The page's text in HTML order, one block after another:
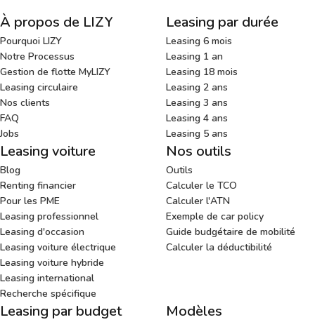
À propos de LIZY
Pourquoi LIZY
Notre Processus
Gestion de flotte MyLIZY
Leasing circulaire
Nos clients
FAQ
Jobs
Leasing par durée
Leasing 6 mois
Leasing 1 an
Leasing 18 mois
Leasing 2 ans
Leasing 3 ans
Leasing 4 ans
Leasing 5 ans
Leasing voiture
Blog
Renting financier
Pour les PME
Leasing professionnel
Leasing d'occasion
Leasing voiture électrique
Leasing voiture hybride
Leasing international
Recherche spécifique
Nos outils
Outils
Calculer le TCO
Calculer l'ATN
Exemple de car policy
Guide budgétaire de mobilité
Calculer la déductibilité
Leasing par budget Modèles